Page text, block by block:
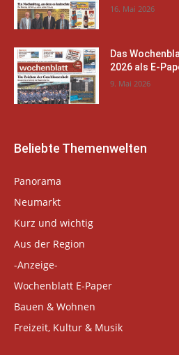
16. Mai 2026
Das
2026 als E-
9. Mai 2026
Beliebte Themenwelten
Panorama
Neumarkt
Kurz und wichtig
Aus der Region
-Anzeige-
Wochenblatt E-Paper
Bauen & Wohnen
Freizeit, Kultur & Musik